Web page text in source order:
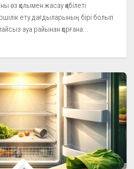
өз қолымен жасау қабілеті
ету дағдыларының бірі болып
ауа райынан қорғана...